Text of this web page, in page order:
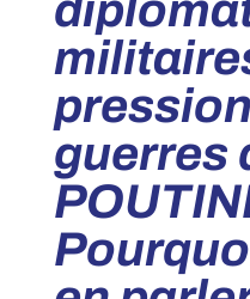
guerres